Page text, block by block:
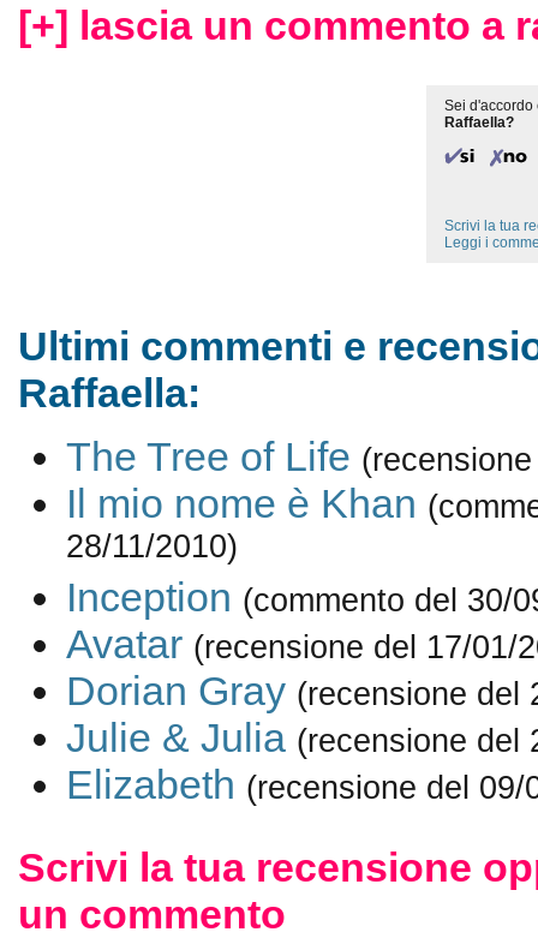
[+] lascia un commento a
Sei d'accordo
Raffaella?
Scrivi la tua
Leggi i
Ultimi commenti e
Raffaella:
The Tree of Life
Il mio nome è Khan
28/11/2010)
Inception (commento del 30/
Avatar (recensione del 17/01/
Dorian Gray (recensione del
Julie & Julia (recensione del
Elizabeth (recensione del 09/
Scrivi la tua recensione
un commento